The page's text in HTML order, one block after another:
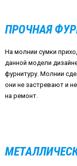
ПРОЧНАЯ
На молнии сумки
данной модели
фурнитуру. Молнии
они не застревают и
на ремонт.